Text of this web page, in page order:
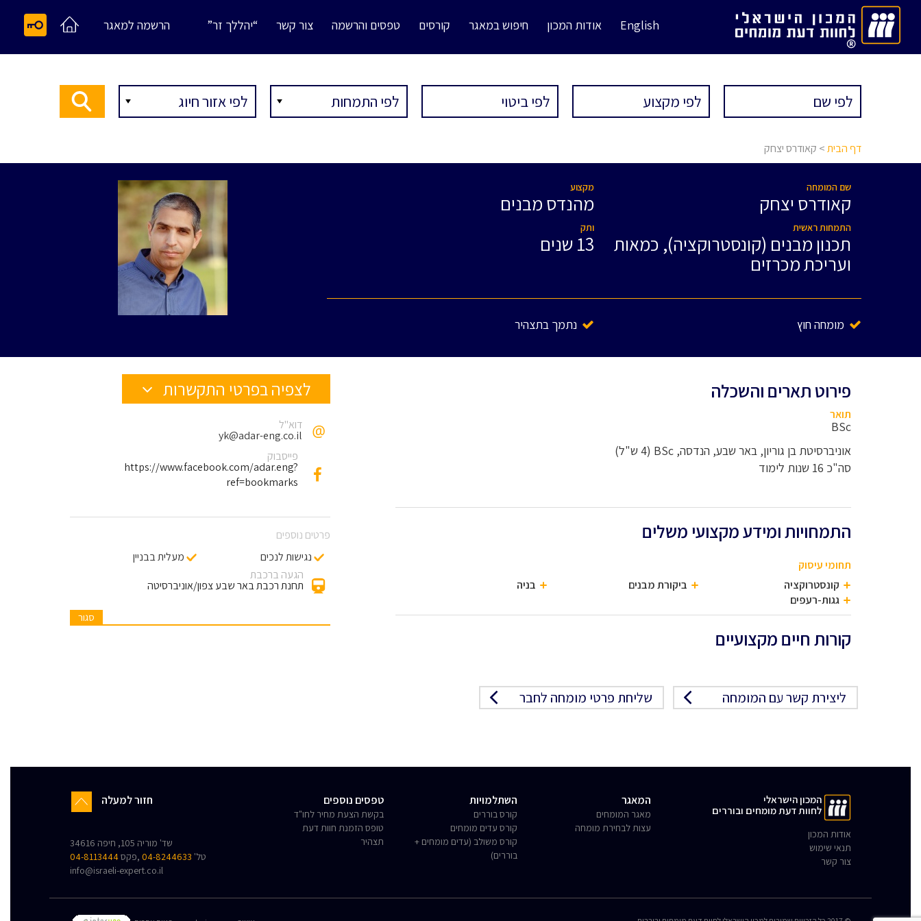
English אודות המכון חיפוש במאגר קורסים טפסים והרשמה צור קשר “יהללך זר” הרשמה למאגר
דף הבית> קאודרס יצחק
שם המומחה
קאודרס יצחק
התמחות ראשית
תכנון מבנים (קונסטרוקציה), כמאות
ועריכת מכרזים
מקצוע
מהנדס מבנים
ותק
13 שנים
מומחה חוץ נתמך בתצהיר
פירוט תארים והשכלה
תואר
BSc
אוניברסיטת בן גוריון, באר שבע, הנדסה, BSc (4 ש"ל)
סה"כ 16 שנות לימוד
התמחויות ומידע מקצועי משלים
תחומי עיסוק
קונסטרוקציה
גגות-רעפים
ביקורת מבנים בניה
קורות חיים מקצועיים
ליצירת קשר עם המומחה שליחת פרטי מומחה לחבר
לצפיה בפרטי התקשרות
דוא"ל
yk@adar-eng.co.il
פייסבוק
https://www.facebook.com/adar.eng?
ref=bookmarks
פרטים נוספים
נגישות לנכים
מעלית בבניין
הגעה ברכבת
תחנת רכבת באר שבע צפון/אוניברסיטה
סגור
המכון הישראלי
לחוות דעת מומחים ובוררים
אודות המכון
תנאי שימוש
צור קשר
המאגר
מאגר המומחים
עצות לבחירת מומחה
השתלמויות
קורס בוררים
קורס עדים מומחים
קורס משולב (עדים מומחים +
בוררים)
טפסים נוספים
בקשת הצעת מחיר לחו"ד
טופס הזמנת חוות דעת
תצהיר
חזור למעלה
שד' מוריה 105, חיפה 34616
טל' 04-8244633 ,פקס04-8113444
info@israeli-expert.co.il